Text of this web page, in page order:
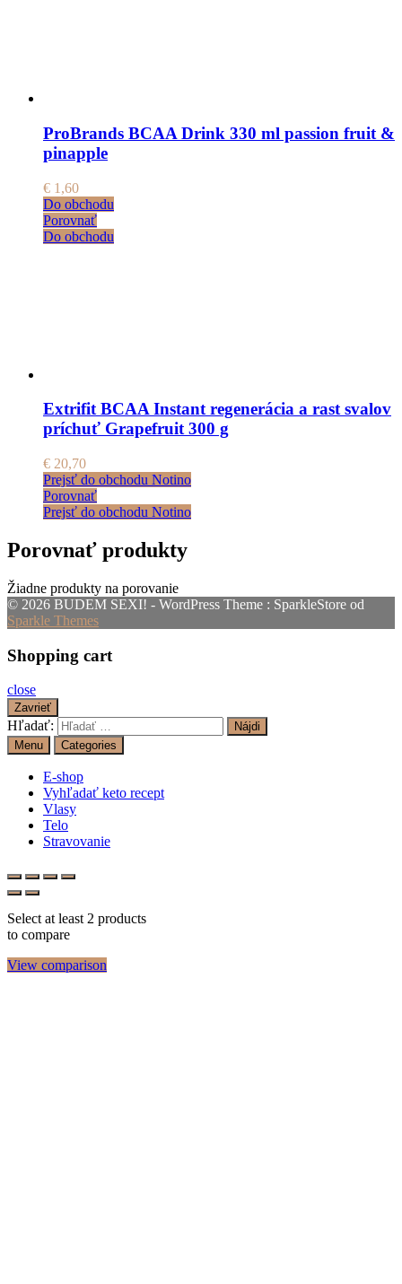
ProBrands BCAA Drink 330 ml passion fruit &
pinapple
€ 1,60
Do obchodu
Porovnať
Do obchodu
Extrifit BCAA Instant regenerácia a rast svalov
príchuť Grapefruit 300 g
€ 20,70
Prejsť do obchodu Notino
Porovnať
Prejsť do obchodu Notino
Porovnať produkty
Žiadne produkty na porovanie
© 2026 BUDEM SEXI! - WordPress Theme : SparkleStore od
Sparkle Themes
Shopping cart
close
Zavrieť
Hľadať:
Menu Categories
E-shop
Vyhľadať keto recept
Vlasy
Telo
Stravovanie
Select at least 2 products
to compare
View comparison